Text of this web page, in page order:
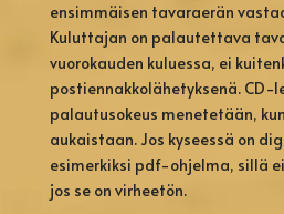
ensimmäisen tavaraerän
Kuluttajan on palautettava
vuorokauden kuluessa, ei
postiennakkolähetyksenä. CD-
palautusokeus menetetään,
aukaistaan. Jos kyseessä on
esimerkiksi pdf-ohjelma, sillä
jos se on virheetön.